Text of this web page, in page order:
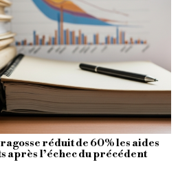
réduit de 60% les aides
après l’échec du précédent